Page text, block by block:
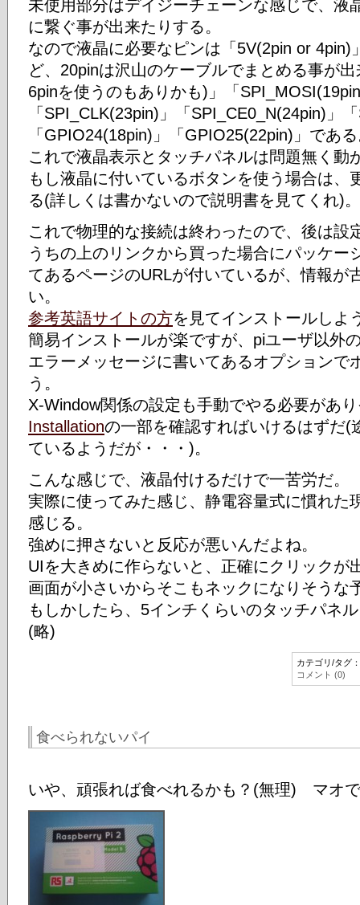
未使用部分はデイジーチェーンな感じで、液
に繋ぐ事が出来たりする。
なので液晶に必要なピンは「5V(2pin or 4pin)
ど、20pinは沢山のケーブルでまとめる事が
6pinを使うのもありかも)」「
「SPI_CLK(23pin)」「SPI_CE0_N(24pin)」
「GPIO24(18pin)」「GPIO25(22pin)」であ
これで液晶表示とタッチパネルは問題無く動
もし液晶に付いているボタンを使う場合は、
る(詳しくは書かないので説明書を見てくれ)。
これで物理的な接続は終わったので、後は設
うちの上のリンクから買った場合にパッケー
てあるページのURLが付いているが、情報が
い。
参考英語サイトの方を見てインストールしよ
簡易インストールが楽ですが、piユーザ以外
エラーメッセージに書いてあるオプションで
う。
X-Window関係の設定も手動でやる必要があ
Installationの一部を確認すればいけるはずだ(
ているようだが・・・)。
こんな感じで、液晶付けるだけで一苦労だ。
実際に使ってみた感じ、静電容量式に慣れた
感じる。
強めに押さないと反応が悪いんだよね。
UIを大きめに作らないと、正確にクリックが
画面が小さいからそこもネックになりそうな
もしかしたら、5インチくらいのタッチパネ
(略)
カテゴリ/タグ：
コメント (0)
食べられないパイ
いや、頑張れば食べれるかも？(無理) マオ